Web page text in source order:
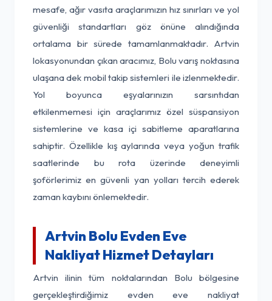
mesafe, ağır vasıta araçlarımızın hız sınırları ve yol
güvenliği standartları göz önüne alındığında
ortalama bir sürede tamamlanmaktadır. Artvin
lokasyonundan çıkan aracımız, Bolu varış noktasına
ulaşana dek mobil takip sistemleri ile izlenmektedir.
Yol boyunca eşyalarınızın sarsıntıdan
etkilenmemesi için araçlarımız özel süspansiyon
sistemlerine ve kasa içi sabitleme aparatlarına
sahiptir. Özellikle kış aylarında veya yoğun trafik
saatlerinde bu rota üzerinde deneyimli
şoförlerimiz en güvenli yan yolları tercih ederek
zaman kaybını önlemektedir.
Artvin Bolu Evden Eve
Nakliyat Hizmet Detayları
Artvin ilinin tüm noktalarından Bolu bölgesine
gerçekleştirdiğimiz evden eve nakliyat